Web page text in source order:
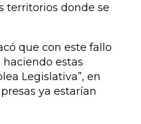
territorios donde se
que con este fallo
estas
Legislativa”, en
ya estarían